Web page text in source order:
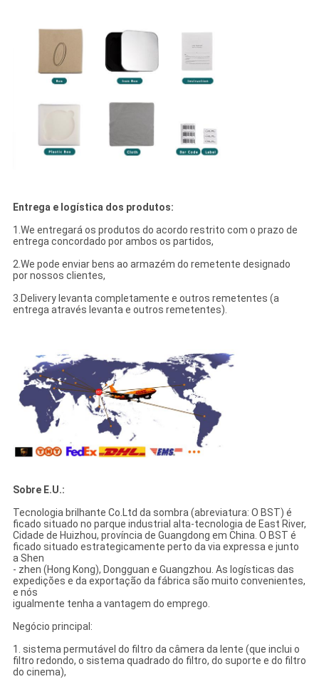
Entrega e logística dos produtos:
1.We entregará os produtos do acordo restrito com o prazo de
entrega concordado por ambos os partidos,
2.We pode enviar bens ao armazém do remetente designado
por nossos clientes,
3.Delivery levanta completamente e outros remetentes (a
entrega através levanta e outros remetentes).
Sobre E.U.:
Tecnologia brilhante Co.Ltd da sombra (abreviatura: O BST) é
ficado situado no parque industrial alta-tecnologia de East River,
Cidade de Huizhou, província de Guangdong em China. O BST é
ficado situado estrategicamente perto da via expressa e junto
a Shen
- zhen (Hong Kong), Dongguan e Guangzhou. As logísticas das
expedições e da exportação da fábrica são muito convenientes,
e nós
igualmente tenha a vantagem do emprego.
Negócio principal:
1. sistema permutável do filtro da câmera da lente (que inclui o
filtro redondo, o sistema quadrado do filtro, do suporte e do filtro
do cinema),